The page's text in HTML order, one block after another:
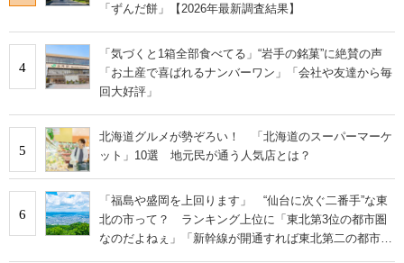
「ずんだ餅」【2026年最新調査結果】
4
「気づくと1箱全部食べてる」“岩手の銘菓”に絶賛の声
「お土産で喜ばれるナンバーワン」「会社や友達から毎
回大好評」
5
北海道グルメが勢ぞろい！ 「北海道のスーパーマーケ
ット」10選 地元民が通う人気店とは？
6
「福島や盛岡を上回ります」 “仙台に次ぐ二番手”な東
北の市って？ ランキング上位に「東北第3位の都市圏
なのだよねぇ」「新幹線が開通すれば東北第二の都市も